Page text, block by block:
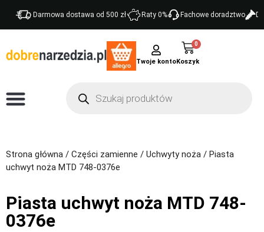
Darmowa dostawa od 500 zł Raty 0% Fachowe doradztwo
Twoje konto
0
Strona główna / Części zamienne / Uchwyty noża / Piasta
uchwyt noża MTD 748-0376e
Piasta uchwyt noża MTD 748-
0376e